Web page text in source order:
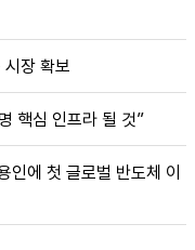
장 확보
핵심 인프라 될 것”
인에 첫 글로벌 반도체 이